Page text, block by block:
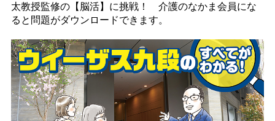
太教授監修の【脳活】に挑戦！ 介護のなかま会員にな
ると問題がダウンロードできます。